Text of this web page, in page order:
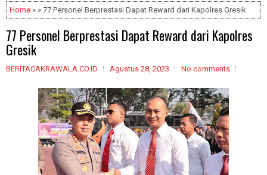
Home » » 77 Personel Berprestasi Dapat Reward dari Kapolres Gresik
77 Personel Berprestasi Dapat Reward dari Kapolres
Gresik
BERITACAKRAWALA.CO.ID Agustus 28, 2023 No comments